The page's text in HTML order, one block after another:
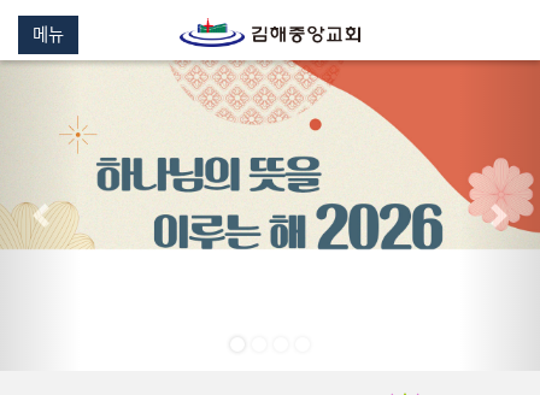
메뉴
이전 다음